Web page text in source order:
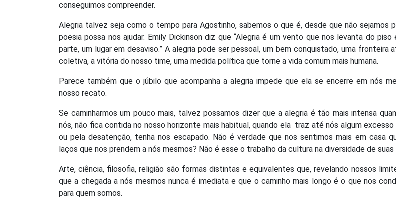
conseguimos compreender.
Alegria talvez seja como o tempo para Agostinho, sabemos o que é, desde que não sejamos
poesia possa nos ajudar. Emily Dickinson diz que “Alegria é um vento que nos levanta do
parte, um lugar em desaviso.” A alegria pode ser pessoal, um bem conquistado, uma fronteira
coletiva, a vitória do nosso time, uma medida política que torne a vida comum mais humana.
Parece também que o júbilo que acompanha a alegria impede que ela se encerre em nós
nosso recato.
Se caminharmos um pouco mais, talvez possamos dizer que a alegria é tão mais intensa
nós, não fica contida no nosso horizonte mais habitual, quando ela traz até nós algum excesso
ou pela desatenção, tenha nos escapado. Não é verdade que nos sentimos mais em casa
laços que nos prendem a nós mesmos? Não é esse o trabalho da cultura na diversidade de
Arte, ciência, filosofia, religião são formas distintas e equivalentes que, revelando nossos
que a chegada a nós mesmos nunca é imediata e que o caminho mais longo é o que nos
para quem somos.